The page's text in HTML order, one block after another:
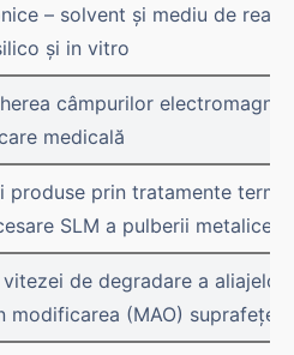
– solvent și mediu de
și in vitro
câmpurilor
medicală
produse prin tratamente
SLM a pulberii metalice
de degradare a aliajelor
modificarea (MAO)